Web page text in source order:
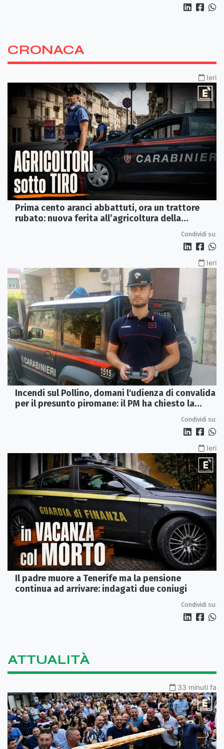
CRONACA
Ieri
Prima cento aranci abbattuti, ora un trattore
rubato: nuova ferita all’agricoltura della
Condividi su:
Ieri
Incendi sul Pollino, domani l'udienza di convalida
per il presunto piromane: il PM ha chiesto la
Condividi su:
Ieri
Il padre muore a Tenerife ma la pensione
continua ad arrivare: indagati due coniugi
Condividi su:
ATTUALITÀ
33 minuti fa